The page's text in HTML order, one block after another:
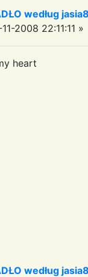
według
2008 22:11:11 »
heart
według